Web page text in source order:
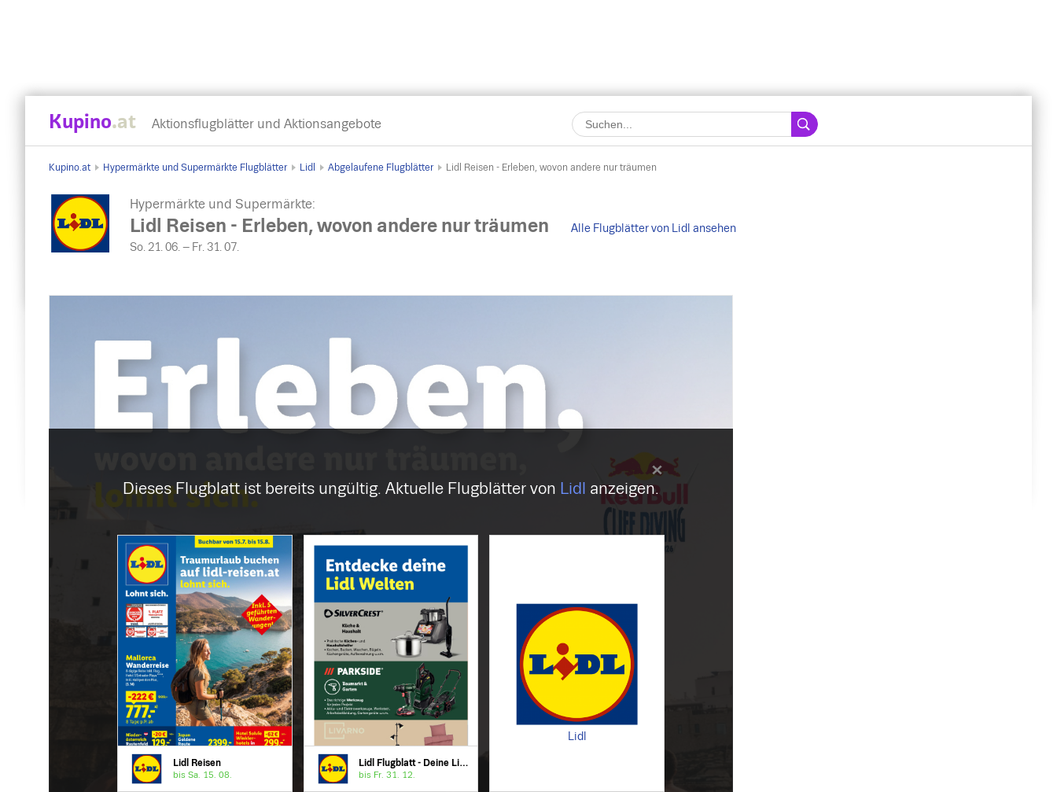
Kupino.at Aktionsflugblätter und Aktionsangebote
Kupino.at Hypermärkte und Supermärkte Flugblätter Lidl Abgelaufene Flugblätter Lidl Reisen - Erleben, wovon andere nur träumen
Hypermärkte und Supermärkte:
Lidl Reisen - Erleben, wovon andere nur träumen
Alle Flugblätter von Lidl ansehen
So. 21. 06. – Fr. 31. 07.
Dieses Flugblatt ist bereits ungültig. Aktuelle Flugblätter von Lidl anzeigen.
Lidl Reisen
bis Sa. 15. 08.
Lidl Flugblatt - Deine Lidl Welten
bis Fr. 31. 12.
Lidl